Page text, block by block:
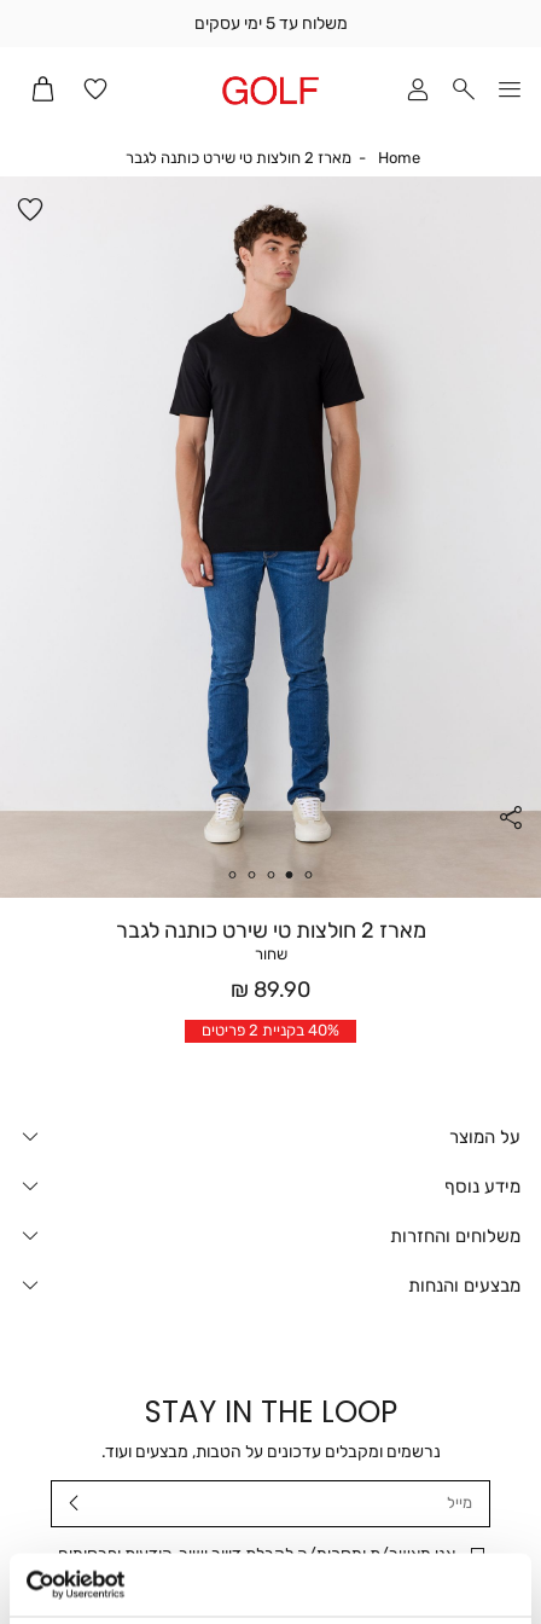
מכירה
משלוח עד 5 ימי עסקים
Home
Homeמארז 2 חולצות טי שירט כותנה לגבר
מארז 2 חולצות טי שירט כותנה לגבר
שחור
מחיר
אחרי
הנחה
89.90 ₪
40% בקניית 2 פריטים
על המוצר
מידע נוסף
משלוחים והחזרות
מבצעים והנחות
STAY IN THE LOOP
נרשמים ומקבלים עדכונים על הטבות, מבצעים ועוד.
אני מאשר/ת ומסכימ/ה לקבלת דיוור ישיר, הודעות ופרסומים
שיווקיים בכלל פרטי הקשר המצויים בידי החברה ובכלל זה דוא"ל
SMS ועוד. המידע ייאסף בהתאם למדיניות הפרטיות של החברה.